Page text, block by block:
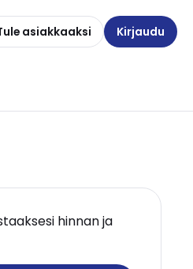
asiakkaaksi Kirjaudu
hinnan ja